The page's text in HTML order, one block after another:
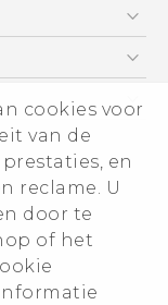
cookies voor
van de
en
reclame. U
door te
of het
und
guide